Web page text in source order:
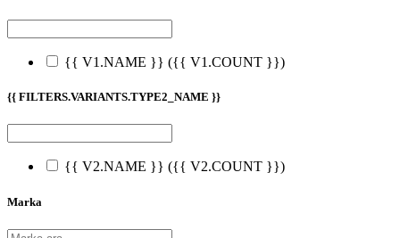
{{ V1.NAME }} ({{ V1.COUNT }})
{{ FILTERS.VARIANTS.TYPE2_NAME }}
{{ V2.NAME }} ({{ V2.COUNT }})
Marka